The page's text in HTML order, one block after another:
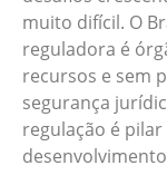
muito difícil. O
reguladora é
recursos e sem
segurança
regulação é